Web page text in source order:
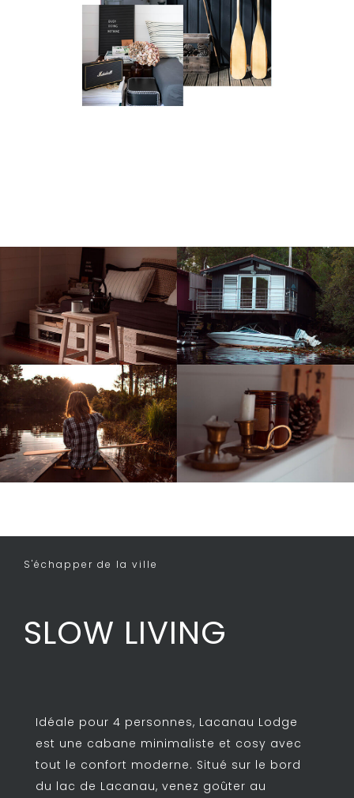
S'échapper de la ville
SLOW LIVING
Idéale pour 4 personnes, Lacanau Lodge
est une cabane minimaliste et cosy avec
tout le confort moderne. Situé sur le bord
du lac de Lacanau, venez goûter au